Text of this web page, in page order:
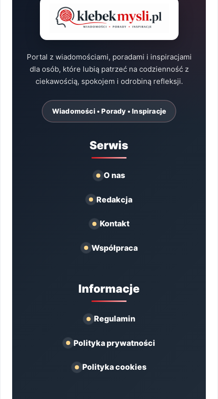
Portal z wiadomościami, poradami i inspiracjami
dla osób, które lubią patrzeć na codzienność z
ciekawością, spokojem i odrobiną refleksji.
Wiadomości • Porady • Inspiracje
Serwis
O nas
Redakcja
Kontakt
Współpraca
Informacje
Regulamin
Polityka prywatności
Polityka cookies